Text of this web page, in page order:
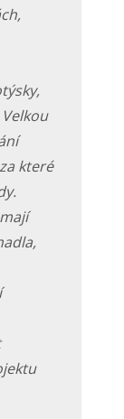
které